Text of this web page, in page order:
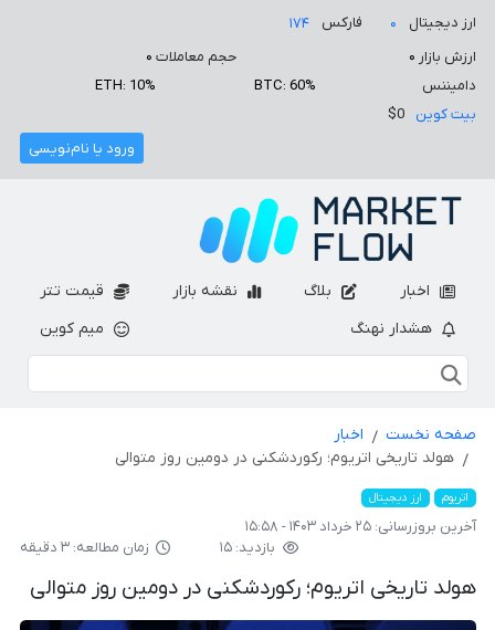
ارز دیجیتال ۰ فارکس
۱۷۴
ارزش بازار ۰ حجم معاملات ۰
دامیننس
BTC: 60%
ETH: 10%
بیت کوین
$0
ورود یا نام‌نویسی
اخبار بلاگ نقشه بازار
قیمت تتر
هشدار نهنگ
میم کوین
صفحه نخست
اخبار
هولد تاریخی اتریوم؛ رکوردشکنی در دومین روز متوالی
اتریوم ارز دیجیتال
آخرین بروزرسانی:۲۵ خرداد ۱۴۰۳ - ۱۵:۵۸
بازدید: ۱۵
زمان مطالعه: ۳ دقیقه
هولد تاریخی اتریوم؛ رکوردشکنی در دومین روز متوالی